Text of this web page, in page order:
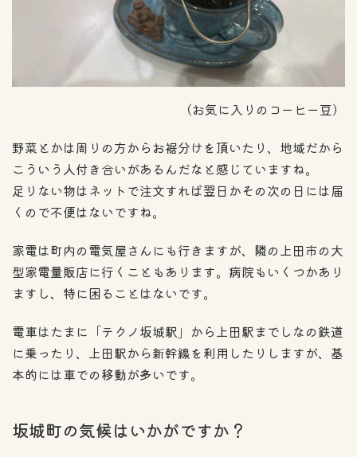
（お気に入りのコーヒー豆）
野菜とかは周りの方からお裾分けを頂いたり、地域だから
こういう人付き合いがあるんだなと感じていますね。
足りない物はネットで注文すれば翌日かその次の日には届
くので不便はないですね。
家電は町内の電気屋さんにも行きますが、隣の上田市の大
型家電量販店に行くこともあります。病院もいくつかあり
ますし、特に困ることはないです。
電車はたまに「テクノ坂城駅」から上田駅までしなの鉄道
に乗ったり、上田駅から新幹線を利用したりしますが、基
本的には車での移動が多いです。
坂城町の気候はいかがですか？